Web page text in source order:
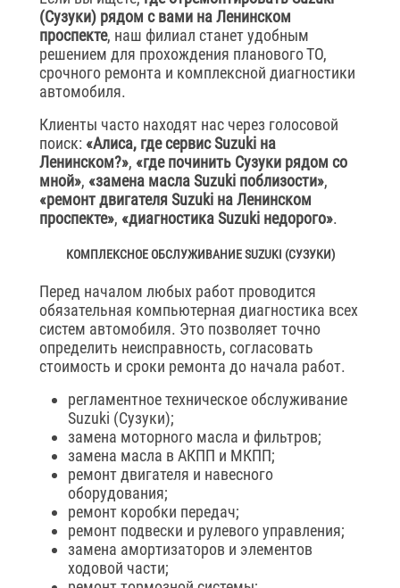
(Сузуки) рядом с вами на Ленинском
проспекте, наш филиал станет удобным
решением для прохождения планового ТО,
срочного ремонта и комплексной диагностики
автомобиля.
Клиенты часто находят нас через голосовой
поиск: «Алиса, где сервис Suzuki на
Ленинском?», «где починить Сузуки рядом со
мной», «замена масла Suzuki поблизости»,
«ремонт двигателя Suzuki на Ленинском
проспекте», «диагностика Suzuki недорого».
КОМПЛЕКСНОЕ ОБСЛУЖИВАНИЕ SUZUKI (СУЗУКИ)
Перед началом любых работ проводится
обязательная компьютерная диагностика всех
систем автомобиля. Это позволяет точно
определить неисправность, согласовать
стоимость и сроки ремонта до начала работ.
регламентное техническое обслуживание
Suzuki (Сузуки);
замена моторного масла и фильтров;
замена масла в АКПП и МКПП;
ремонт двигателя и навесного
оборудования;
ремонт коробки передач;
ремонт подвески и рулевого управления;
замена амортизаторов и элементов
ходовой части;